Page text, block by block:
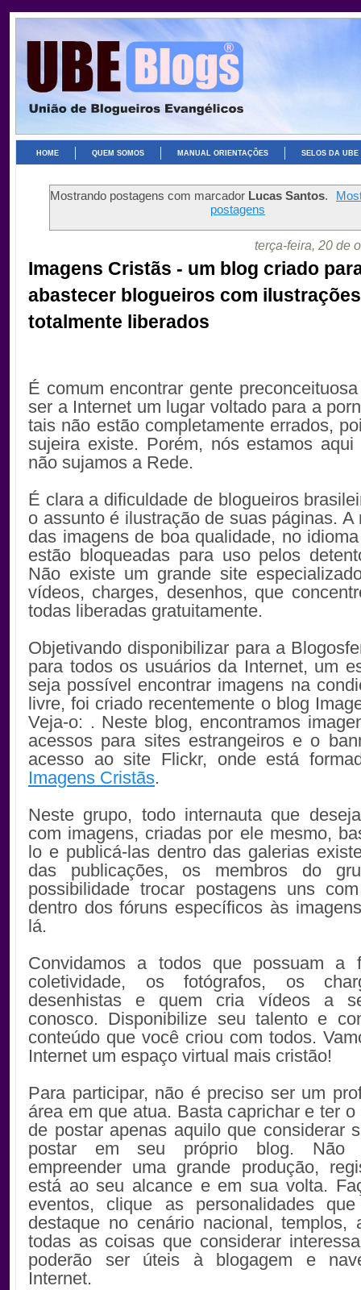
HOME QUEM SOMOS MANUAL ORIENTAÇÕES SELOS DA UBE
Mostrando postagens com marcador Lucas Santos.
postagens
terça-feira, 20 de
Imagens Cristãs - um blog criado
abastecer blogueiros com
totalmente liberados
É comum encontrar gente
ser a Internet um lugar voltado para a
tais não estão completamente errados,
sujeira existe. Porém, nós estamos aqui
não sujamos a Rede.
É clara a dificuldade de blogueiros
o assunto é ilustração de suas páginas. A
das imagens de boa qualidade, no
estão bloqueadas para uso pelos
Não existe um grande site
vídeos, charges, desenhos, que
todas liberadas gratuitamente.
Objetivando disponibilizar para a
para todos os usuários da Internet, um
seja possível encontrar imagens na
livre, foi criado recentemente o blog
Veja-o: . Neste blog, encontramos
acessos para sites estrangeiros e o
acesso ao site Flickr, onde está
Imagens Cristãs.
Neste grupo, todo internauta que
com imagens, criadas por ele mesmo,
lo e publicá-las dentro das galerias
das publicações, os membros do
possibilidade trocar postagens uns
dentro dos fóruns específicos às
lá.
Convidamos a todos que possuam a
coletividade, os fotógrafos, os
desenhistas e quem cria vídeos a
conosco. Disponibilize seu talento e
conteúdo que você criou com todos.
Internet um espaço virtual mais cristão!
Para participar, não é preciso ser um
área em que atua. Basta caprichar e ter
de postar apenas aquilo que considerar
postar em seu próprio blog. Não
empreender uma grande produção,
está ao seu alcance e em sua volta.
eventos, clique as personalidades
destaque no cenário nacional, templos,
todas as coisas que considerar
poderão ser úteis à blogagem e
Internet.